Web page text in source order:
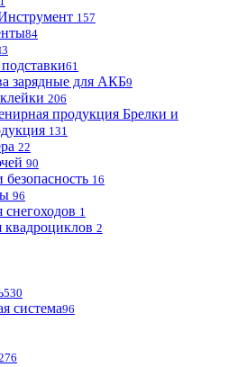
157
84
3
61
зарядные для АКБ9
206
Брелки и
131
22
90
16
96
1
квадроциклов 2
530
система96